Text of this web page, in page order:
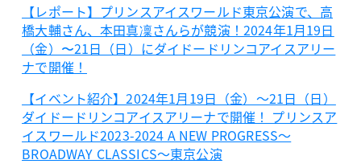
【レポート】プリンスアイスワールド東京公演で、高
橋大輔さん、本田真凜さんらが競演！2024年1月19日
（金）〜21日（日）にダイドードリンコアイスアリー
ナで開催！
【イベント紹介】2024年1月19日（金）～21日（日）
ダイドードリンコアイスアリーナで開催！ プリンスア
イスワールド2023-2024 A NEW PROGRESS～
BROADWAY CLASSICS～東京公演